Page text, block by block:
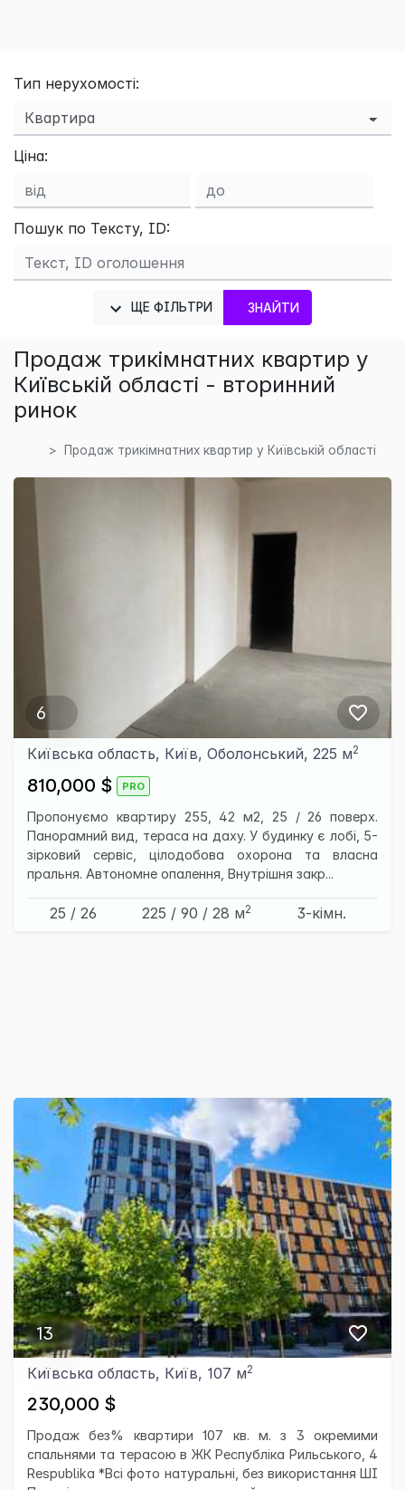
Тип нерухомості:
Ціна:
Пошук по Тексту, ID:
ЩЕ ФІЛЬТРИ ЗНАЙТИ
Продаж трикімнатних квартир у
Київській області - вторинний
ринок
Продаж трикімнатних квартир у Київській області
6
Київська область, Київ, Оболонський, 225 м2
810,000 $
Пропонуємо квартиру 255, 42 м2, 25 / 26 поверх.
Панорамний вид, тераса на даху. У будинку є лобі, 5-
зірковий сервіс, цілодобова охорона та власна
пральня. Автономне опалення, Внутрішня закр...
25 / 26 225 / 90 / 28 м2 3-кімн.
13
Київська область, Київ, 107 м2
230,000 $
Продаж без% квартири 107 кв. м. з 3 окремими
спальнями та терасою в ЖК Республіка Рильського, 4
Respublika *Всі фото натуральні, без використання ШІ
×